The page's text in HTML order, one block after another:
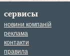
сервисы
новини компаній
реклама
контакти
правила